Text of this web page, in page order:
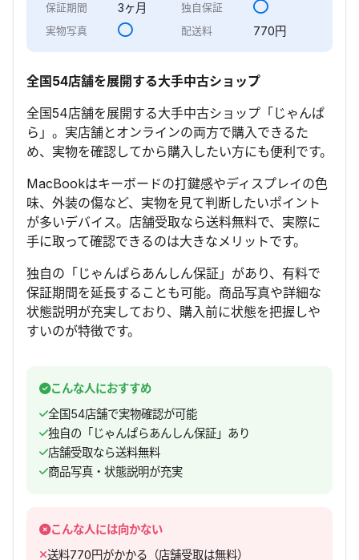
保証期間
3ヶ月
独自保証
実物写真
配送料 770円
全国54店舗を展開する大手中古ショップ
全国54店舗を展開する大手中古ショップ「じゃんぱ
ら」。実店舗とオンラインの両方で購入できるた
め、実物を確認してから購入したい方にも便利です。
MacBookはキーボードの打鍵感やディスプレイの色
味、外装の傷など、実物を見て判断したいポイント
が多いデバイス。店舗受取なら送料無料で、実際に
手に取って確認できるのは大きなメリットです。
独自の「じゃんぱらあんしん保証」があり、有料で
保証期間を延長することも可能。商品写真や詳細な
状態説明が充実しており、購入前に状態を把握しや
すいのが特徴です。
こんな人におすすめ
全国54店舗で実物確認が可能
独自の「じゃんぱらあんしん保証」あり
店舗受取なら送料無料
商品写真・状態説明が充実
こんな人には向かない
送料770円がかかる（店舗受取は無料）